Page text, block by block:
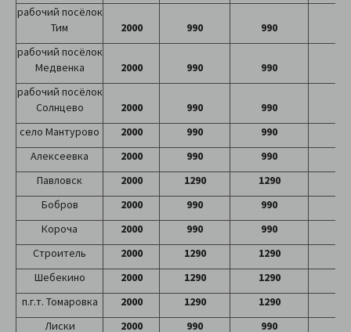
рабочий посёлок
Тим
2000 990 990
рабочий посёлок
Медвенка
2000 990 990
рабочий посёлок
Солнцево
2000 990 990
село Мантурово
2000 990 990
Алексеевка
2000 990 990
Павловск
2000 1290 1290
Бобров
2000 990 990
Короча
2000 990 990
Строитель
2000 1290 1290
Шебекино
2000 1290 1290
п.г.т. Томаровка
2000 1290 1290
Лиски
2000 990 990